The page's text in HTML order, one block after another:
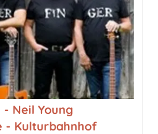
Neil Young
- Kulturbahnhof